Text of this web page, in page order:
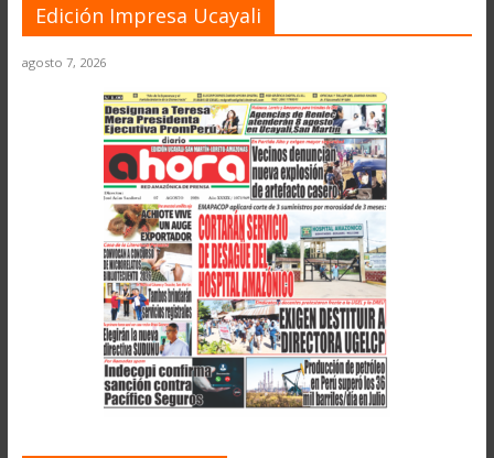
Edición Impresa Ucayali
agosto 7, 2026